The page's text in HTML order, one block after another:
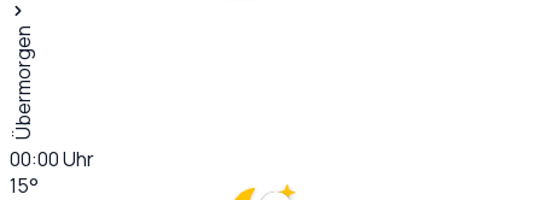
Übermorgen
00:00Uhr
15°